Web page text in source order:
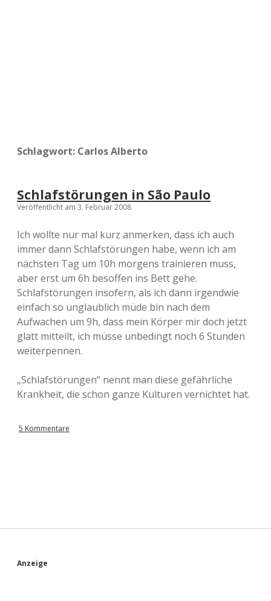
Schlagwort: Carlos Alberto
Schlafstörungen in São Paulo
Veröffentlicht am 3. Februar 2008
Ich wollte nur mal kurz anmerken, dass ich auch
immer dann Schlafstörungen habe, wenn ich am
nächsten Tag um 10h morgens trainieren muss,
aber erst um 6h besoffen ins Bett gehe.
Schlafstörungen insofern, als ich dann irgendwie
einfach so unglaublich müde bin nach dem
Aufwachen um 9h, dass mein Körper mir doch jetzt
glatt mitteilt, ich müsse unbedingt noch 6 Stunden
weiterpennen.
„Schlafstörungen“ nennt man diese gefährliche
Krankheit, die schon ganze Kulturen vernichtet hat.
5 Kommentare
S
Anzeige